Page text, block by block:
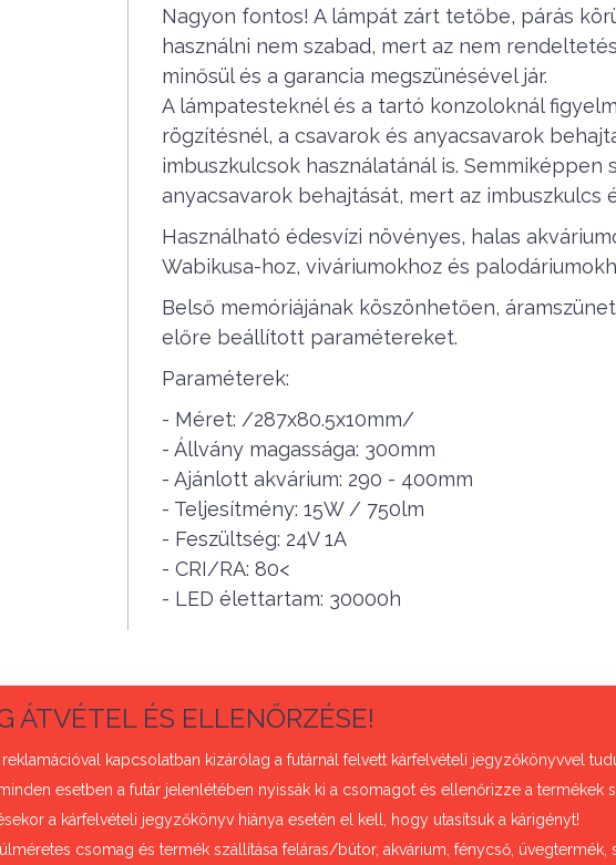
Nagyon fontos! A lámpát zárt tetőbe, párás
használni nem szabad, mert az nem
minősül és a garancia megszünésével jár.
A lámpatesteknél és a tartó konzoloknál
rögzítésnél, a csavarok és anyacsavarok
imbuszkulcsok használatánál is. Semmiképpen
anyacsavarok behajtását, mert az imbuszkulcs
Használható édesvízi növényes, halas
Wabikusa-hoz, viváriumokhoz és
Belső memóriájának köszönhetően,
előre beállított paramétereket.
Paraméterek:
- Méret: /287x80.5x10mm/
- Állvány magassága: 300mm
- Ajánlott akvárium: 290 - 400mm
- Teljesítmény: 15W / 750lm
- Feszültség: 24V 1A
- CRI/RA: 80<
- LED élettartam: 30000h
ÁTVÉTEL ÉS ELLENŐRZÉSE!
kapcsolatban kizárólag a futárnál felvett kárfelvételi jegyzőkönyvvel
esetben a futár jelenlétében nyissák ki a csomagot és ellenőrizze a termékek
a kárfelvételi jegyzőkönyv hiánya esetén el kell, hogy utasítsuk a kárigényt!
csomag és termék szállítása feláras/bútor, akvárium, fénycső, üvegtermék,